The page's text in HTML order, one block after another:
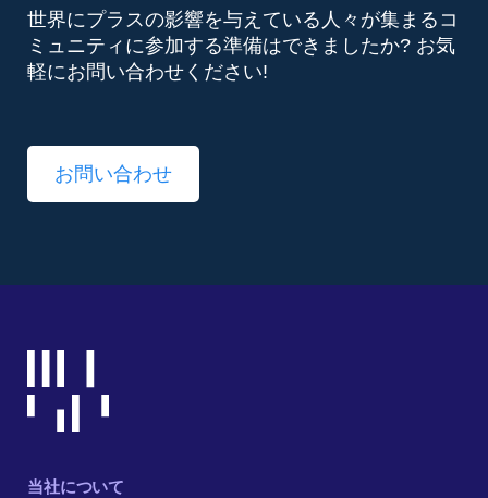
世界にプラスの影響を与えている人々が集まるコ
ミュニティに参加する準備はできましたか? お気
軽にお問い合わせください!
お問い合わせ
当社について